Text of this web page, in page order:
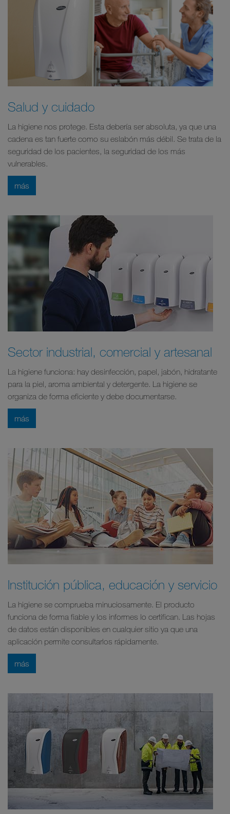
Salud y cuidado
La higiene nos protege. Esta debería ser absoluta, ya que una
cadena es tan fuerte como su eslabón más débil. Se trata de la
seguridad de los pacientes, la seguridad de los más
vulnerables.
más
Sector industrial, comercial y artesanal
La higiene funciona: hay desinfección, papel, jabón, hidratante
para la piel, aroma ambiental y detergente. La higiene se
organiza de forma eficiente y debe documentarse.
más
Institución pública, educación y servicio
La higiene se comprueba minuciosamente. El producto
funciona de forma fiable y los informes lo certifican. Las hojas
de datos están disponibles en cualquier sitio ya que una
aplicación permite consultarlos rápidamente.
más